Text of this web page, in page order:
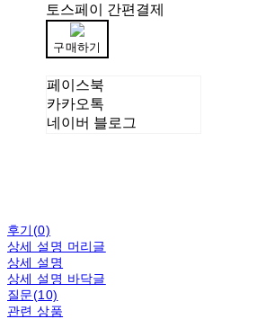
토스페이 간편결제
구매하기
페이스북
카카오톡
네이버 블로그
후기(0)
상세 설명 머리글
상세 설명
상세 설명 바닥글
질문(10)
관련 상품